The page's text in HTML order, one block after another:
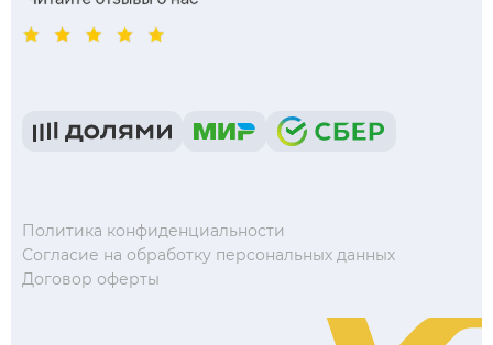
Политика конфиденциальности
Согласие на обработку персональных данных
Договор оферты